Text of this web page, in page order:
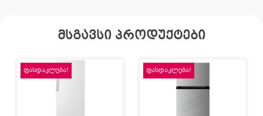
მსგავსი პროდუქტები
ფასდაკლება! ფასდაკლება!